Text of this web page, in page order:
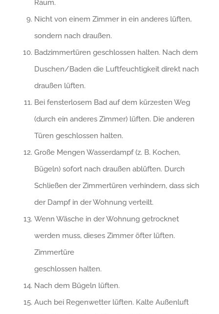
Raum.
Nicht von einem Zimmer in ein anderes lüften,
sondern nach draußen.
Badzimmertüren geschlossen halten. Nach dem
Duschen/Baden die Luftfeuchtigkeit direkt nach
draußen lüften.
Bei fensterlosem Bad auf dem kürzesten Weg
(durch ein anderes Zimmer) lüften. Die anderen
Türen geschlossen halten.
Große Mengen Wasserdampf (z. B. Kochen,
Bügeln) sofort nach draußen ablüften. Durch
Schließen der Zimmertüren verhindern, dass sich
der Dampf in der Wohnung verteilt.
Wenn Wäsche in der Wohnung getrocknet
werden muss, dieses Zimmer öfter lüften.
Zimmertüre
geschlossen halten.
Nach dem Bügeln lüften.
Auch bei Regenwetter lüften. Kalte Außenluft